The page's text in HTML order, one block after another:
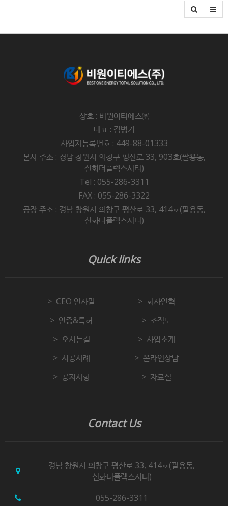
상호 : 비원이티에스㈜
대표 : 김병기
사업자등록번호 : 449-88-01333
본사 주소 : 경남 창원시 의창구 평산로 33, 903호(팔용동,
신화더플렉스시티)
Tel : 055-286-3311
FAX : 055-286-3322
공장 주소 : 경남 창원시 의창구 평산로 33, 414호(팔용동,
신화더플렉스시티)
Quick links
CEO 인사말
회사연혁
인증&특허
조직도
오시는길
사업소개
시공사례
온라인상담
공지사항
자료실
Contact Us
경남 창원시 의창구 평산로 33, 414호(팔용동,
신화더플렉스시티)
055-286-3311